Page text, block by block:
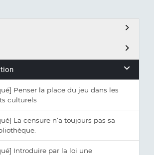
Penser la place du jeu dans les
culturels
La censure n’a toujours pas sa
Introduire par la loi une